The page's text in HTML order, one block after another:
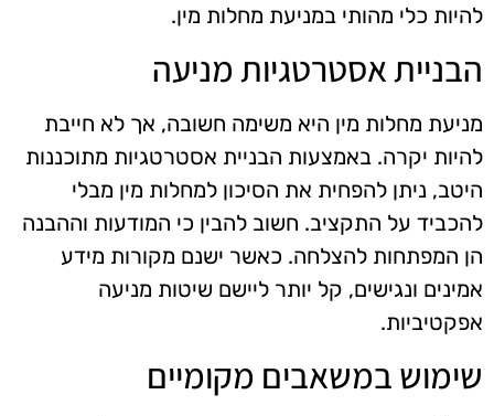
להיות כלי מהותי במניעת מחלות מין.
הבניית אסטרטגיות מניעה
מניעת מחלות מין היא משימה חשובה, אך לא חייבת
להיות יקרה. באמצעות הבניית אסטרטגיות מתוכננות
היטב, ניתן להפחית את הסיכון למחלות מין מבלי
להכביד על התקציב. חשוב להבין כי המודעות וההבנה
הן המפתחות להצלחה. כאשר ישנם מקורות מידע
אמינים ונגישים, קל יותר ליישם שיטות מניעה
אפקטיביות.
שימוש במשאבים מקומיים